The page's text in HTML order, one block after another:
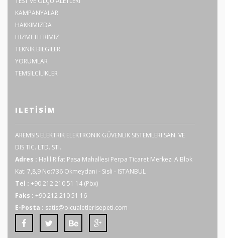
KAMPANYALAR
HAKKIMIZDA
HİZMETLERİMİZ
TEKNİK BİLGİLER
YORUMLAR
TEMSİLCİLİKLER
ILETISIM
AREMSIS ELEKTRIK ELEKTRONIK GÜVENLIK SISTEMLERI SAN. VE
DIS TIC. LTD. STI.
Adres : Halil Rifat Pasa Mahallesi Perpa Ticaret Merkezi A Blok
Kat: 7,8,9 No:736 Okmeydani - Sisli - ISTANBUL
Tel : +90 212 210 51 14 (Pbx)
Faks : +90 212 210 51 16
E-Posta : satis@olcualetlerisepeti.com